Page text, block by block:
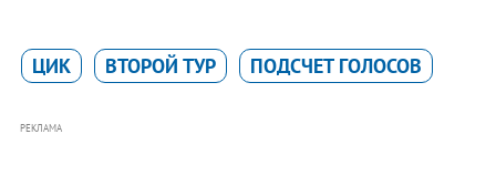
ЦИК ВТОРОЙ ТУР ПОДСЧЕТ ГОЛОСОВ
РЕКЛАМА